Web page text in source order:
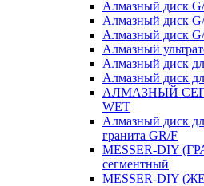
Алмазный диск
Алмазный диск
Алмазный диск
Алмазный
Алмазный диск
Алмазный диск
АЛМАЗНЫЙ
WET
Алмазный диск
гранита GR/F
MESSER-DIY
сегментный
MESSER-DIY